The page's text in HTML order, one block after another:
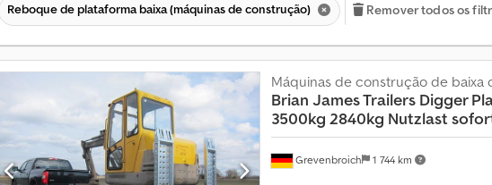
Reboque de plataforma baixa (máquinas de construção) Remover todos os
Grevenbroich 1 744 km
Máquinas de construção de baixa
Brian James Trailers Digger
3500kg 2840kg Nutzlast
M